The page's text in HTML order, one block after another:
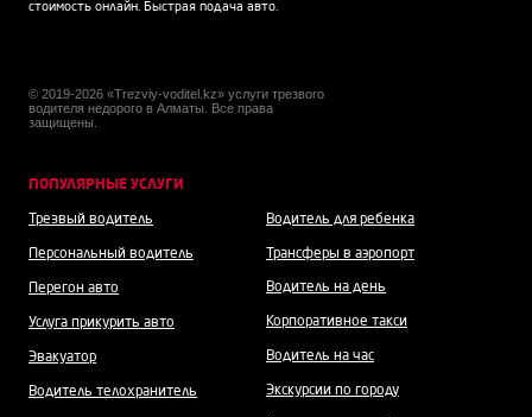
стоимость онлайн. Быстрая подача авто.
© 2019-2026 «Trezviy-voditel.kz» услуги трезвого
водителя недорого в Алматы. Все права
защищены.
ПОПУЛЯРНЫЕ УСЛУГИ
Трезвый водитель
Персональный водитель
Перегон авто
Услуга прикурить авто
Эвакуатор
Водитель телохранитель
Водитель для ребенка
Трансферы в аэропорт
Водитель на день
Корпоративное такси
Водитель на час
Экскурсии по городу